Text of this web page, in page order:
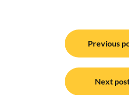
Previous
Next